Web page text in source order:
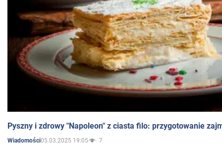
Pyszny i zdrowy "Napoleon" z ciasta filo: przygotowanie
Wiadomości05.03.2025 19:05 7